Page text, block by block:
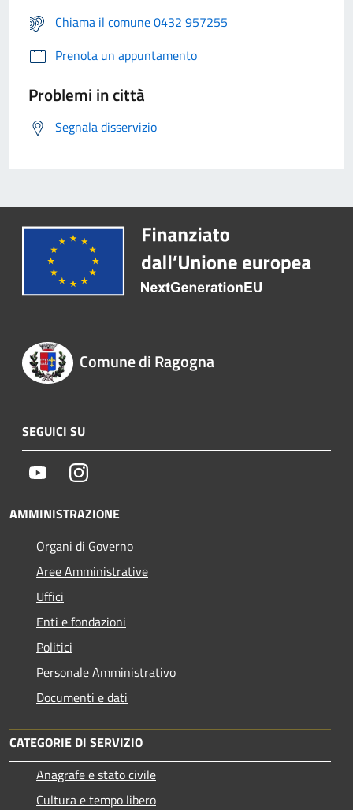
Chiama il comune 0432 957255
Prenota un appuntamento
Problemi in città
Segnala disservizio
Comune di Ragogna
SEGUICI SU
YoutubeInstagram
AMMINISTRAZIONE
Organi di Governo
Aree Amministrative
Uffici
Enti e fondazioni
Politici
Personale Amministrativo
Documenti e dati
CATEGORIE DI SERVIZIO
Anagrafe e stato civile
Cultura e tempo libero